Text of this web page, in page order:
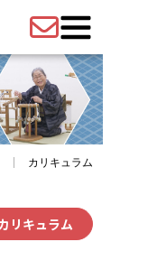
お問い合わせ
カリキュラム
リキュラム